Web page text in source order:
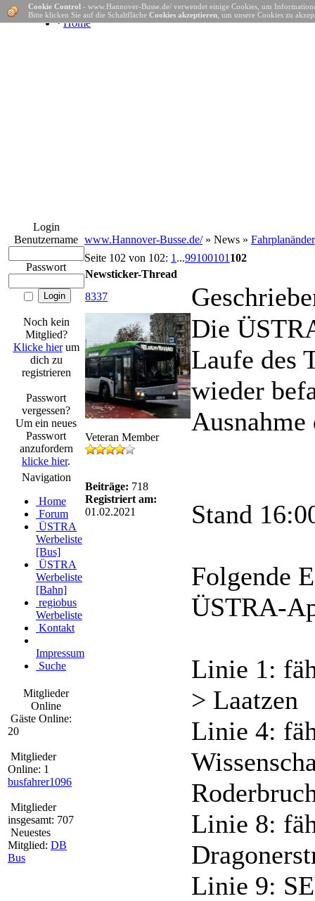
· Home
Login
Benutzername
Passwort
Noch kein
Mitglied?
Klicke hierum
dich zu
registrieren
Passwort
vergessen?
Um ein neues
Passwort
anzufordern
klicke hier.
Navigation
Home
Forum
ÜSTRA
Werbeliste
[Bus]
ÜSTRA
Werbeliste
[Bahn]
regiobus
Werbeliste
Kontakt
Impressum
Suche
Mitglieder
Online
Gäste Online:
20
Mitglieder
Online: 1
busfahrer1096
Mitglieder
insgesamt: 707
Neuestes
Mitglied: DB
Bus
Cookie Control - www.Hannover-Busse.de/ verwendet einige Cookies, um
Bitte klicken Sie auf die Schaltfläche Cookies akzeptieren , um unsere Cookies zu
www.Hannover-Busse.de/» News »
Seite 102 von 102: 1 ...99100101 102
Newsticker-Thread
8337
Veteran Member
Beiträge: 718
Registriert am:
01.02.2021
Die
Laufe des
wieder
Stand
Folgende
ÜSTRA-
Linie 1:
> Laatzen
Linie 4:
Linie 8:
Linie 9: